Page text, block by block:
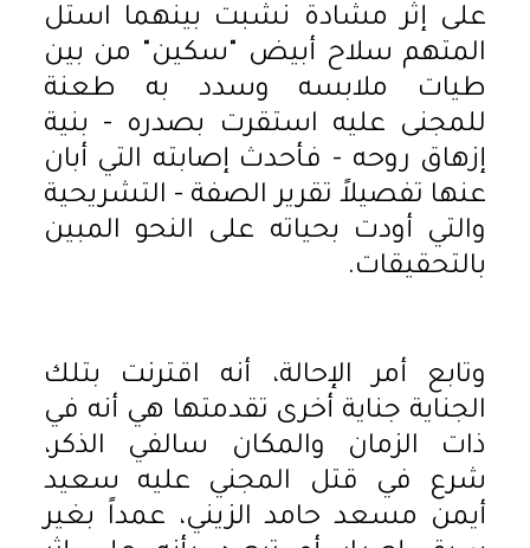
على إثر مشادة نشبت بينهما استل
المتهم سلاح أبيض "سكين" من بين
طيات ملابسه وسدد به طعنة
للمجنى عليه استقرت بصدره - بنية
إزهاق روحه - فأحدث إصابته التي أبان
عنها تفصيلاً تقرير الصفة - التشريحية
والتي أودت بحياته على النحو المبين
بالتحقيقات.
وتابع أمر الإحالة، أنه اقترنت بتلك
الجناية جناية أخرى تقدمتها هي أنه في
ذات الزمان والمكان سالفي الذكر،
شرع في قتل المجني عليه سعيد
أيمن مسعد حامد الزيني، عمداً بغير